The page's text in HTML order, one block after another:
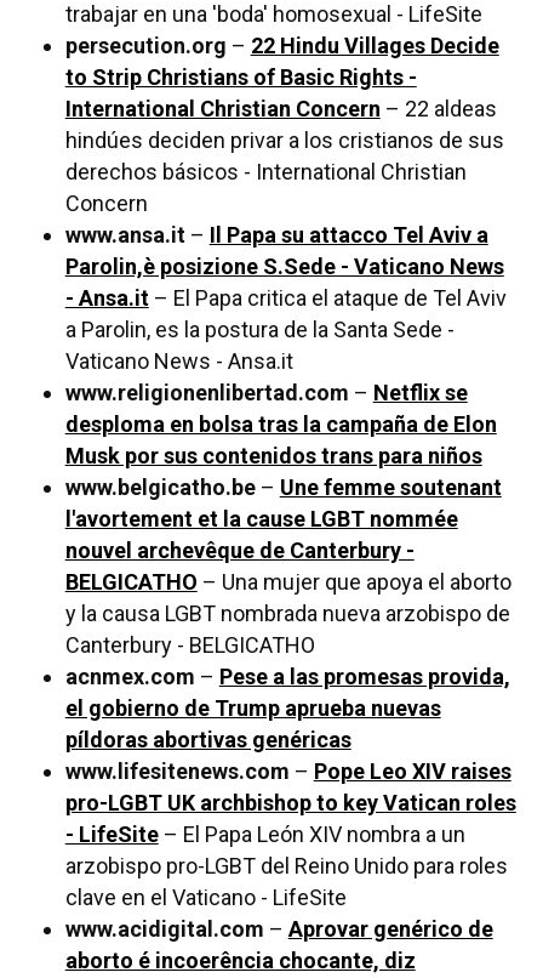
trabajar en una 'boda' homosexual - LifeSite
persecution.org – 22 Hindu Villages Decide
to Strip Christians of Basic Rights -
International Christian Concern – 22 aldeas
hindúes deciden privar a los cristianos de sus
derechos básicos - International Christian
Concern
www.ansa.it– Il Papa su attacco Tel Aviv a
Parolin,è posizione S.Sede - Vaticano News
- Ansa.it– El Papa critica el ataque de Tel Aviv
a Parolin, es la postura de la Santa Sede -
Vaticano News - Ansa.it
www.religionenlibertad.com – Netflix se
desploma en bolsa tras la campaña de Elon
Musk por sus contenidos trans para niños
www.belgicatho.be– Une femme soutenant
l'avortement et la cause LGBT nommée
nouvel archevêque de Canterbury -
BELGICATHO – Una mujer que apoya el aborto
y la causa LGBT nombrada nueva arzobispo de
Canterbury - BELGICATHO
acnmex.com – Pese a las promesas provida,
el gobierno de Trump aprueba nuevas
píldoras abortivas genéricas
www.lifesitenews.com – Pope Leo XIV raises
pro-LGBT UK archbishop to key Vatican roles
- LifeSite– El Papa León XIV nombra a un
arzobispo pro-LGBT del Reino Unido para roles
clave en el Vaticano - LifeSite
www.acidigital.com –Aprovar genérico de
aborto é incoerência chocante, diz